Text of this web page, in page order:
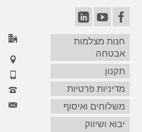
חנות מצלמות
אבטחה
תקנון
מדיניות פרטיות
משלוחים ואיסוף
יבוא ושיווק